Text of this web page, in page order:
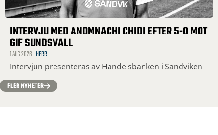
INTERVJU MED ANOMNACHI CHIDI EFTER 5-0 MOT
GIF SUNDSVALL
1 AUG 2026 HERR
Intervjun presenteras av Handelsbanken i Sandviken
FLER NYHETER